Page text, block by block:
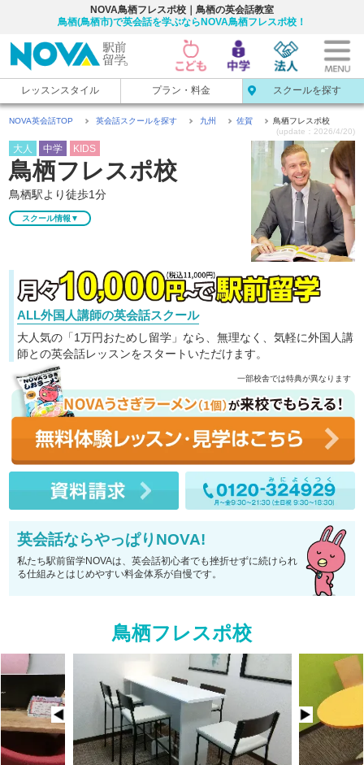
NOVA鳥栖フレスポ校｜鳥栖の英会話教室
鳥栖(鳥栖市)で英会話を学ぶならNOVA鳥栖フレスポ校！
レッスンスタイル プラン・料金 スクールを探す
NOVA英会話TOP 英会話スクールを探す 九州 佐賀
鳥栖フレスポ校
(update：2026/4/20)
鳥栖フレスポ校
鳥栖駅より徒歩1分
大人 中学 KIDS
スクール情報▼
ALL外国人講師の英会話スクール
大人気の「1万円おためし留学」なら、無理なく、気軽に外国人講
師との英会話レッスンをスタートいただけます。
一部校舎では特典が異なります
英会話ならやっぱりNOVA!
私たち駅前留学NOVAは、英会話初心者でも挫折せずに続けられ
る仕組みとはじめやすい料金体系が自慢です。
鳥栖フレスポ校